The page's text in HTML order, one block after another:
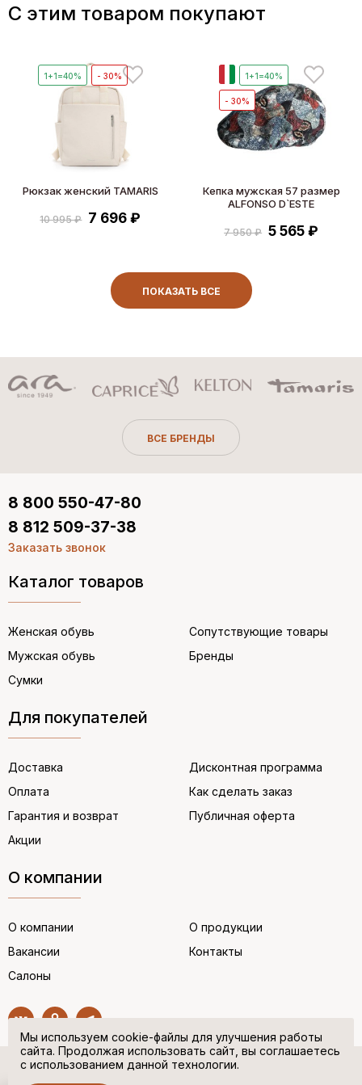
C этим товаром покупают
1+1=40% - 30%
Рюкзак женский TAMARIS
10 995 ₽ 7 696 ₽
1+1=40%
- 30%
Кепка мужская 57 размер
ALFONSO D`ESTE
7 950 ₽ 5 565 ₽
ПОКАЗАТЬ ВСЕ
ВСЕ БРЕНДЫ
Каталог товаров
Женская обувь
Мужская обувь
Сумки
Сопутствующие товары
Бренды
Для покупателей
Доставка
Оплата
Гарантия и возврат
Акции
Дисконтная программа
Как сделать заказ
Публичная оферта
О компании
О компании
Вакансии
Салоны
О продукции
Контакты
8 800 550-47-80
8 812 509-37-38
Заказать звонок
© “НЕМЕЦКАЯ ОБУВЬ” 2017. Все права защищены.
Мы используем cookie-файлы для улучшения работы
сайта. Продолжая использовать сайт, вы соглашаетесь
с использованием данной технологии.